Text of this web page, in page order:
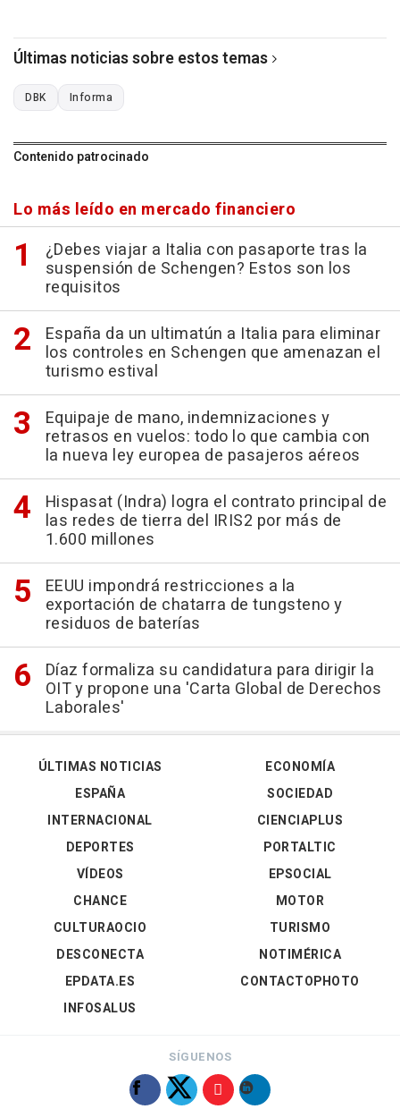
Últimas noticias sobre estos temas
DBK Informa
Contenido patrocinado
Lo más leído en mercado financiero
¿Debes viajar a Italia con pasaporte tras la
suspensión de Schengen? Estos son los
requisitos
España da un ultimatún a Italia para eliminar
los controles en Schengen que amenazan el
turismo estival
Equipaje de mano, indemnizaciones y
retrasos en vuelos: todo lo que cambia con
la nueva ley europea de pasajeros aéreos
Hispasat (Indra) logra el contrato principal de
las redes de tierra del IRIS2 por más de
1.600 millones
EEUU impondrá restricciones a la
exportación de chatarra de tungsteno y
residuos de baterías
Díaz formaliza su candidatura para dirigir la
OIT y propone una 'Carta Global de Derechos
Laborales'
ÚLTIMAS NOTICIAS
ESPAÑA
INTERNACIONAL
DEPORTES
VÍDEOS
ECONOMÍA
SOCIEDAD
CIENCIAPLUS
PORTALTIC
EPSOCIAL
CHANCE
CULTURAOCIO
DESCONECTA
EPDATA.ES
INFOSALUS
MOTOR
TURISMO
NOTIMÉRICA
CONTACTOPHOTO
SÍGUENOS